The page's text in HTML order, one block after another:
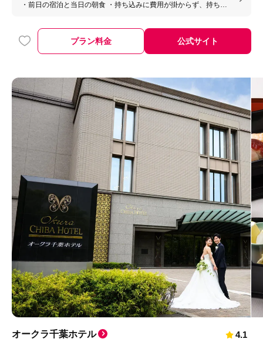
・前日の宿泊と当日の朝食 ・持ち込みに費用が掛からず、持ち込
プラン料金 公式サイト
オークラ千葉ホテル 4.1